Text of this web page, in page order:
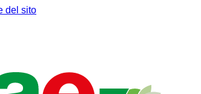
del sito